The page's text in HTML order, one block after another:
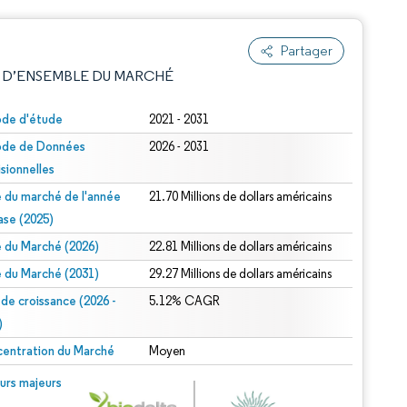
Partager
DU MARCHÉ
d'étude 2021 - 2031
de Données
2026 - 2031
du marché de l'année
(2025)
21.70 Millions de dollars américains
du Marché (2026) 22.81 Millions de dollars américains
du Marché (2031) 29.27 Millions de dollars américains
croissance (2026 -
5.12% CAGR
du Marché Moyen
majeurs
© Mordor Intelligence. La réutilisation nécessite une attribution sous CC BY 4.0.
sous CC BY 4.0.